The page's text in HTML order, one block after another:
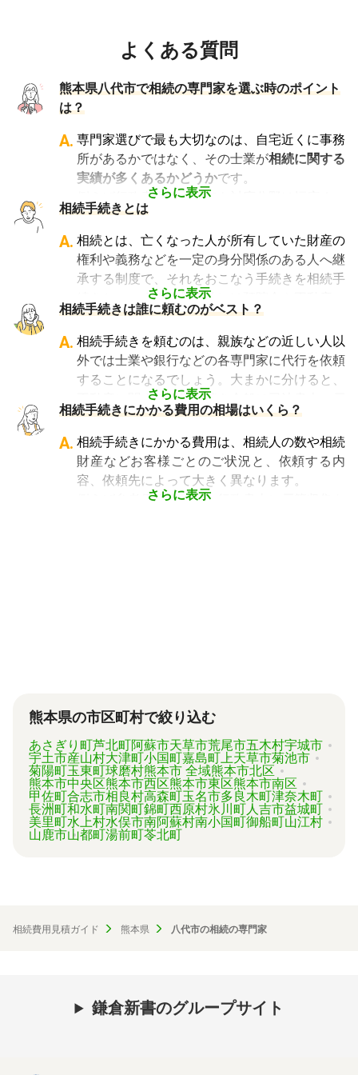
よくある質問
熊本県八代市で相続の専門家を選ぶ時のポイント
は？
さらに表示
A. 専門家選びで最も大切なのは、自宅近くに事務
所があるかではなく、その士業が相続に関する
実績が多くあるかどうかです。
例えば行政書士といっても対応分野は幅広く、
法人設立や許認可申請など法人業務を中心に行
っている行政書士に相続手続きの相談をして
も、期待した結果は得られないでしょう。
また税理士であれば、相続は税理士試験の必修
科目でないことから資格試験を取る時に選択し
ていない人にとっては専門外となります。
よって、相続手続きを専門に行っている士業
や、相続手続きの実績が多数ある士業を選ぶこ
とが、スムーズで間違いのない相続手続きのた
めに非常に重要になります。
相続費用見積ガイドでは、相続手続きに強い経
が可能です。専門家選びでお困りの方は、まず
は 一括見積依頼からお問合せください。
相続手続きとは
さらに表示
A. 相続とは、亡くなった人が所有していた財産の
権利や義務などを一定の身分関係のある人へ継
承する制度で、それをおこなう手続きを相続手
続きといいます。具体的には預貯金や不動産、
借金なども含めた亡くなった人の財産を配偶者
や子どもなどの相続人に引き継ぐ手続きのこと
です。相続手続きが大変と言われるのは、その
複雑さや手続きの多さにあります。加えて役所
や銀行などに出向くことも多いことから時間も
手間もかかります。専門家に任せればそういっ
た煩わしさを大幅に減らすことができます。
相続手続きは誰に頼むのがベスト？
さらに表示
A. 相続手続きを頼むのは、親族などの近しい人以
外では士業や銀行などの各専門家に代行を依頼
することになるでしょう。大まかに分けると、
不動産に関する相続手続き全般は司法書士、戸
籍謄本の収集、預貯金口座・車などの名義変更
手続きを任せたい場合は行政書士、相続税申告
や節税対策の検討は税理士、相続人の間で争い
やトラブルになっている場合は弁護士というよ
うに状況別に頼むのがベストです。
相続手続きにかかる費用の相場はいくら？
さらに表示
A. 相続手続きにかかる費用は、相続人の数や相続
財産などお客様ごとのご状況と、依頼する内
容、依頼先によって大きく異なります。
例えば参考価格として、行政書士に戸籍収集を
ずは見積を取り寄せてみましょう。
熊本県の市区町村で絞り込む
あさぎり町芦北町阿蘇市天草市荒尾市五木村宇城市
宇土市産山村大津町小国町嘉島町上天草市菊池市
菊陽町玉東町球磨村熊本市 全域熊本市北区
熊本市中央区熊本市西区熊本市東区熊本市南区
甲佐町合志市相良村高森町玉名市多良木町津奈木町
長洲町和水町南関町錦町西原村氷川町人吉市益城町
美里町水上村水俣市南阿蘇村南小国町御船町山江村
山鹿市山都町湯前町苓北町
相続費用見積ガイド 熊本県 八代市の相続の専門家
鎌倉新書のグループサイト